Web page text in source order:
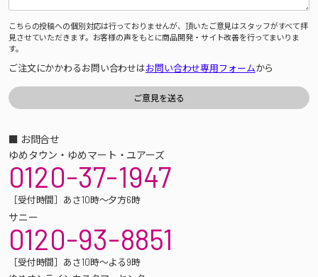
こちらの投稿への個別対応は行っておりませんが、頂いたご意見はスタッフがすべて拝
見させていただきます。お客様の声をもとに商品開発・サイト改善を行ってまいりま
す。
ご注文にかかわるお問い合わせはお問い合わせ専用フォームから
■ お問合せ
ゆめタウン・ゆめマート・ユアーズ
0120-37-1947
［受付時間］あさ10時～夕方6時
サニー
0120-93-8851
［受付時間］あさ10時～よる9時